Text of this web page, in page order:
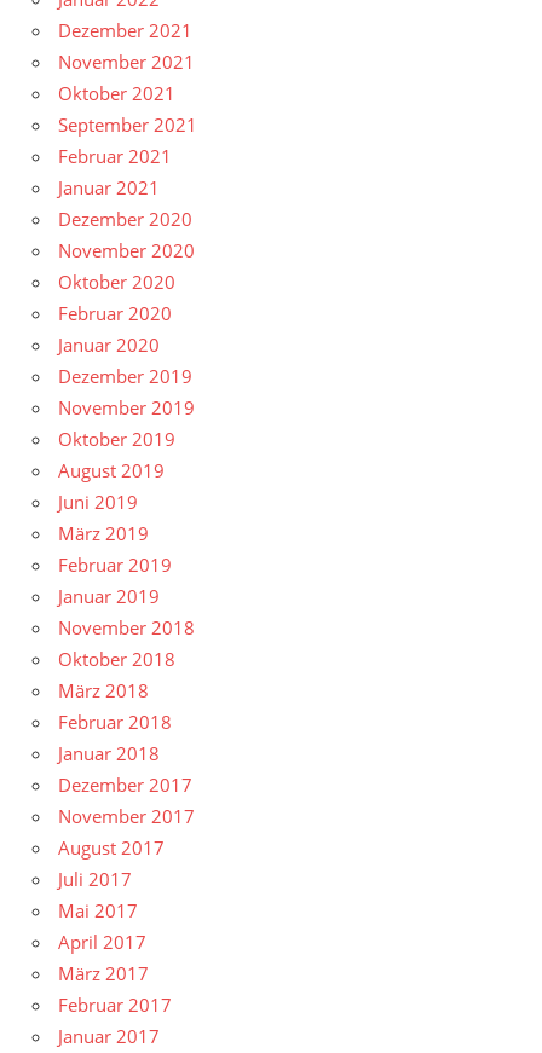
Dezember 2021
November 2021
Oktober 2021
September 2021
Februar 2021
Januar 2021
Dezember 2020
November 2020
Oktober 2020
Februar 2020
Januar 2020
Dezember 2019
November 2019
Oktober 2019
August 2019
Juni 2019
März 2019
Februar 2019
Januar 2019
November 2018
Oktober 2018
März 2018
Februar 2018
Januar 2018
Dezember 2017
November 2017
August 2017
Juli 2017
Mai 2017
April 2017
März 2017
Februar 2017
Januar 2017